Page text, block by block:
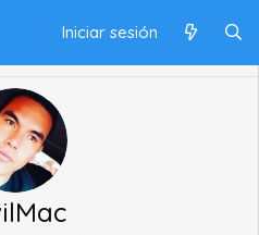
Iniciar sesión